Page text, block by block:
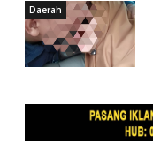
Daerah